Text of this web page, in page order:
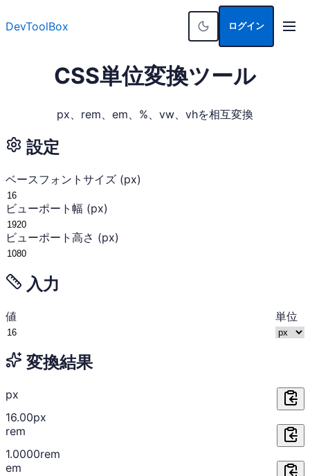
DevToolBox ログイン
CSS単位変換ツール
px、rem、em、%、vw、vhを相互変換
設定
ベースフォントサイズ (px)
ビューポート幅 (px)
ビューポート高さ (px)
入力
値 単位
変換結果
px
16.00px
rem
1.0000rem
em